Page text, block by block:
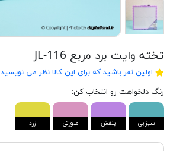
تخته وایت برد مربع JL-116
اولین نفر باشید که برای این کالا نظر می نویسید
رنگ دلخواهت رو انتخاب کن:
سبزآبی بنفش صورتی زرد